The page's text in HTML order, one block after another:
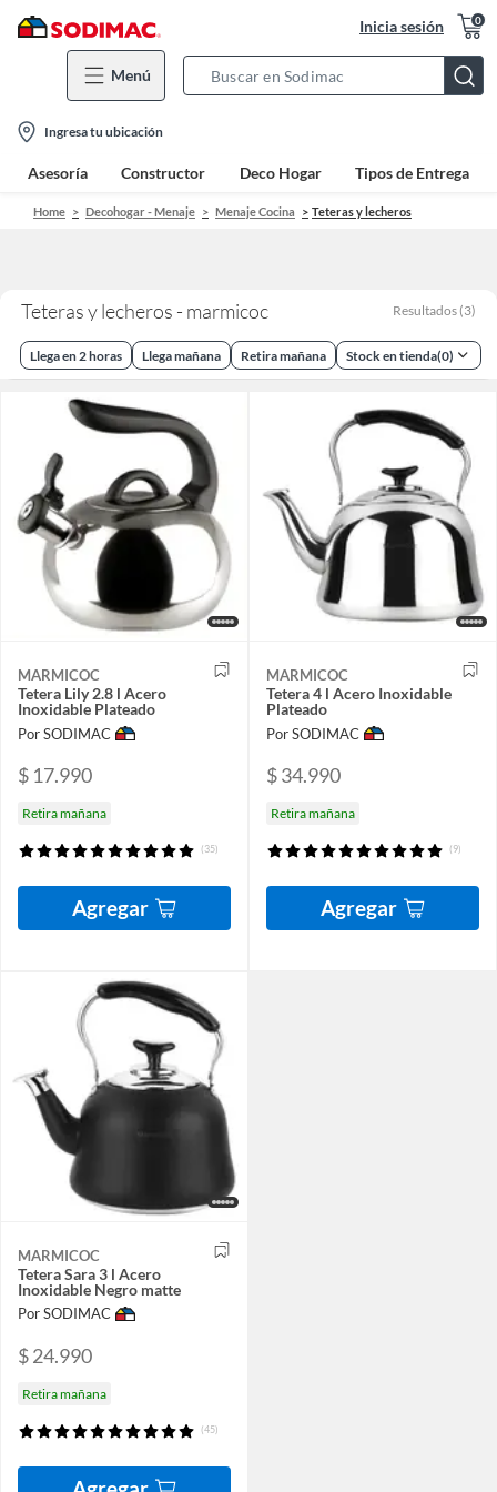
Inicia sesión 0
Menú
Bar
location-
icon
Ingresa tu ubicación
Asesoría Constructor Deco Hogar Tipos de Entrega
Home Decohogar - Menaje Menaje Cocina Teteras y lecheros
Teteras y lecheros - marmicoc Resultados (3)
Llega en 2 horas Llega mañana Retira mañana Stock en tienda(0)
MARMICOC
Tetera Lily 2.8 l Acero
Inoxidable Plateado
Por SODIMAC
$ 17.990
Retira mañana
(35)
Agregar
MARMICOC
Tetera 4 l Acero Inoxidable
Plateado
Por SODIMAC
$ 34.990
Retira mañana
(9)
Agregar
MARMICOC
Tetera Sara 3 l Acero
Inoxidable Negro matte
Por SODIMAC
$ 24.990
Retira mañana
(45)